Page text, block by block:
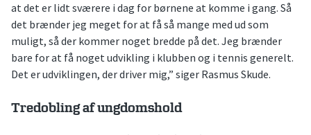
at det er lidt sværere i dag for børnene at komme i gang. Så
det brænder jeg meget for at få så mange med ud som
muligt, så der kommer noget bredde på det. Jeg brænder
bare for at få noget udvikling i klubben og i tennis generelt.
Det er udviklingen, der driver mig,” siger Rasmus Skude.
Tredobling af ungdomshold